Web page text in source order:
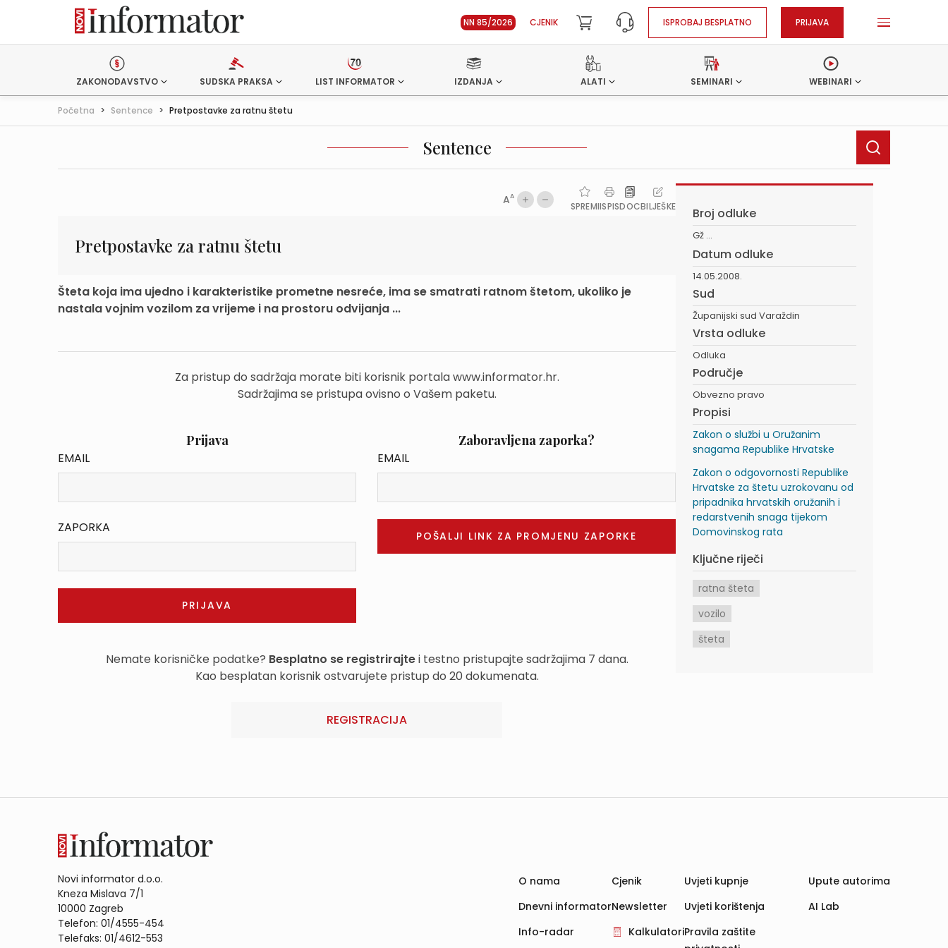
NN 85/2026 CJENIK ISPROBAJ BESPLATNO PRIJAVA
ZAKONODAVSTVO SUDSKA PRAKSA LIST INFORMATOR IZDANJA ALATI SEMINARI WEBINARI
Početna > Sentence > Pretpostavke za ratnu štetu
Sentence
AA
SPREMIISPISDOCBILJEŠKE
Pretpostavke za ratnu štetu
Šteta koja ima ujedno i karakteristike prometne nesreće, ima se smatrati ratnom štetom, ukoliko je
nastala vojnim vozilom za vrijeme i na prostoru odvijanja ...
Za pristup do sadržaja morate biti korisnik portala www.informator.hr.
Sadržajima se pristupa ovisno o Vašem paketu.
Prijava
EMAIL
ZAPORKA
Zaboravljena zaporka?
EMAIL
Nemate korisničke podatke? Besplatno se registrirajtei testno pristupajte sadržajima 7 dana.
Kao besplatan korisnik ostvarujete pristup do 20 dokumenata.
REGISTRACIJA
Broj odluke
Gž ...
Datum odluke
14.05.2008.
Sud
Županijski sud Varaždin
Vrsta odluke
Odluka
Područje
Obvezno pravo
Propisi
Zakon o službi u Oružanim
snagama Republike Hrvatske
Zakon o odgovornosti Republike
Hrvatske za štetu uzrokovanu od
pripadnika hrvatskih oružanih i
redarstvenih snaga tijekom
Domovinskog rata
Ključne riječi
ratna šteta
vozilo
šteta
Novi informator d.o.o.
Kneza Mislava 7/1
10000 Zagreb
Telefon: 01/4555-454
Telefaks: 01/4612-553
O nama
Dnevni informator
Info-radar
Cjenik
Newsletter
Kalkulatori
Uvjeti kupnje
Uvjeti korištenja
Pravila zaštite
Upute autorima
AI Lab